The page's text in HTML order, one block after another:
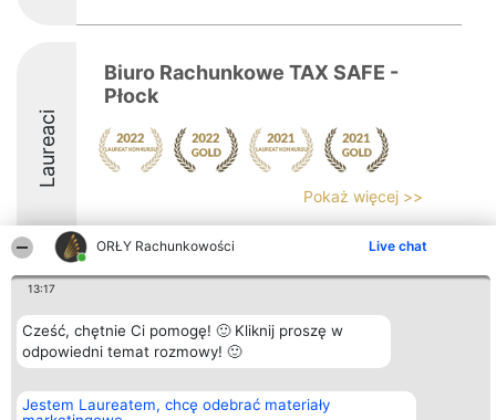
ORŁY Rachunkowości Live chat
13:17
Cześć, chętnie Ci pomogę! 🙂 Kliknij proszę w
odpowiedni temat rozmowy! 🙂
Jestem Laureatem, chcę odebrać materiały
Laureaci
Biuro Rachunkowe TAX SAFE -
Płock
Pokaż więcej >>
Organizator plebiscytu
Bright Side Solutions sp. z o.
o. sp. k.
ul. Ruska 22
KRS 0000749100 | Regon
381313360 | NIP 8943132676
Plebiscyt
Laureaci
Lista
wszystkich
Zasady
Regulamin
Kontakt
Kontakt